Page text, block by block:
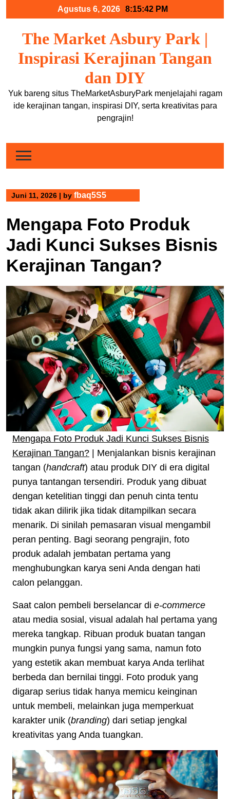
Agustus 6, 2026 8:15:43 PM
The Market Asbury Park |
Inspirasi Kerajinan Tangan
dan DIY
Yuk bareng situs TheMarketAsburyPark menjelajahi ragam
ide kerajinan tangan, inspirasi DIY, serta kreativitas para
pengrajin!
Juni 11, 2026 | by fbaq5S5
Mengapa Foto Produk
Jadi Kunci Sukses Bisnis
Kerajinan Tangan?
Mengapa Foto Produk Jadi Kunci Sukses Bisnis
Kerajinan Tangan? | Menjalankan bisnis kerajinan
tangan (handcraft) atau produk DIY di era digital
punya tantangan tersendiri. Produk yang dibuat
dengan ketelitian tinggi dan penuh cinta tentu
tidak akan dilirik jika tidak ditampilkan secara
menarik. Di sinilah pemasaran visual mengambil
peran penting. Bagi seorang pengrajin, foto
produk adalah jembatan pertama yang
menghubungkan karya seni Anda dengan hati
calon pelanggan.
Saat calon pembeli berselancar di e-commerce
atau media sosial, visual adalah hal pertama yang
mereka tangkap. Ribuan produk buatan tangan
mungkin punya fungsi yang sama, namun foto
yang estetik akan membuat karya Anda terlihat
berbeda dan bernilai tinggi. Foto produk yang
digarap serius tidak hanya memicu keinginan
untuk membeli, melainkan juga memperkuat
karakter unik (branding) dari setiap jengkal
kreativitas yang Anda tuangkan.